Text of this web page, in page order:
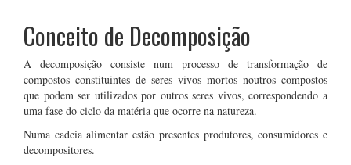
Conceito de Decomposição
A decomposição consiste num processo de transformação de
compostos constituintes de seres vivos mortos noutros compostos
que podem ser utilizados por outros seres vivos, correspondendo a
uma fase do ciclo da matéria que ocorre na natureza.
Numa cadeia alimentar estão presentes produtores, consumidores e
decompositores.